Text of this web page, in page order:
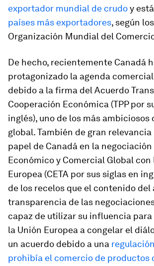
exportador mundial de crudoy está
países más exportadores, según
Organización Mundial del
De hecho, recientemente Canadá
protagonizado la agenda
debido a la firma del Acuerdo
Cooperación Económica (TPP por
inglés), uno de los más ambiciosos
global. También de gran relevancia
papel de Canadá en la
Económico y Comercial Global con
Europea (CETA por sus siglas en
de los recelos que el contenido del
transparencia de las
capaz de utilizar su influencia
la Unión Europea a congelar el
un acuerdo debido a una
prohibía el comercio de productos